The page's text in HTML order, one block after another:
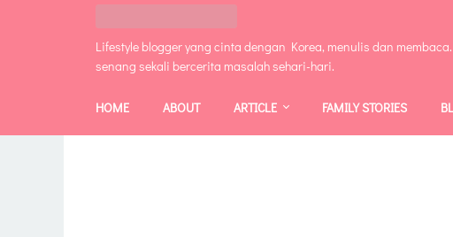
Lifestyle blogger yang cinta dengan Korea, menulis dan
senang sekali bercerita masalah sehari-hari.
HOME ABOUT ARTICLE FAMILY STORIES